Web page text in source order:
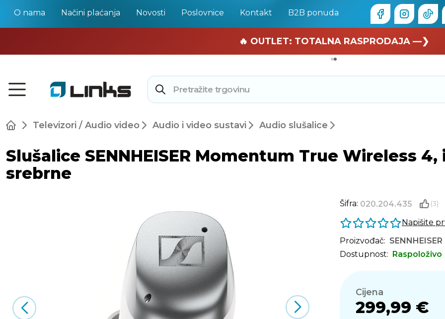
O nama Načini plaćanja Novosti Poslovnice Kontakt B2B ponuda
🏄 Zaslužuješ odmor —❯
🔥 OUTLET: TOTALNA RASPRODAJA —❯
Televizori / Audio video Audio i video sustavi Audio slušalice
Slušalice SENNHEISER Momentum True Wireless
srebrne
Šifra: 020.204.435 (3)
Napišite
Proizvođač: SENNHEISER
Dostupnost: Raspoloživo
Cijena
299,99 €